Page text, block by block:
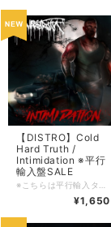
【DISTRO】Cold
Hard Truth /
Intimidation ※平行
輸入盤SALE
¥1,650